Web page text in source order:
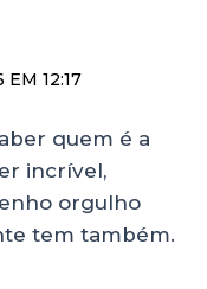
12:17
quem é a
incrível,
orgulho
tem também.